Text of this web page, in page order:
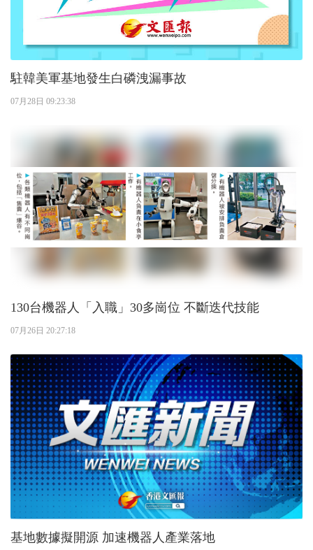
駐韓美軍基地發生白磷洩漏事故
07月28日 09:23:38
130台機器人「入職」30多崗位 不斷迭代技能
07月26日 20:27:18
基地數據擬開源 加速機器人產業落地